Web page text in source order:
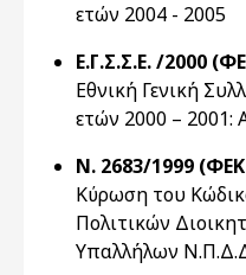
ετών 2004 - 2005
Ε.Γ.Σ.Σ.Ε. /2000
Εθνική Γενική
ετών 2000 – 2001:
Ν. 2683/1999
Κύρωση του
Πολιτικών
Υπαλλήλων